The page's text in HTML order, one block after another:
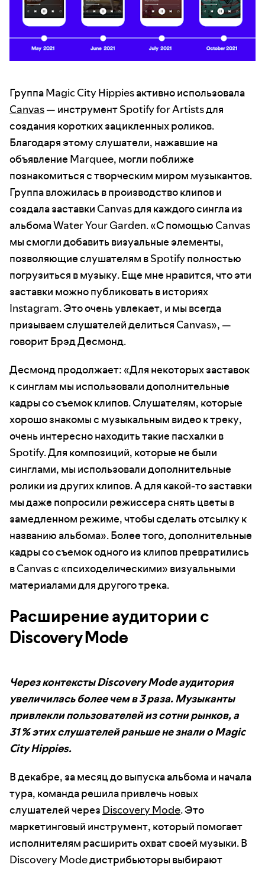
Группа Magic City Hippies активно использовала
Canvas— инструмент Spotify for Artists для
создания коротких зацикленных роликов.
Благодаря этому слушатели, нажавшие на
объявление Marquee, могли поближе
познакомиться с творческим миром музыкантов.
Группа вложилась в производство клипов и
создала заставки Canvas для каждого сингла из
альбома Water Your Garden. «С помощью Canvas
мы смогли добавить визуальные элементы,
позволяющие слушателям в Spotify полностью
погрузиться в музыку. Еще мне нравится, что эти
заставки можно публиковать в историях
Instagram. Это очень увлекает, и мы всегда
призываем слушателей делиться Canvas», —
говорит Брэд Десмонд.
Десмонд продолжает: «Для некоторых заставок
к синглам мы использовали дополнительные
кадры со съемок клипов. Слушателям, которые
хорошо знакомы с музыкальным видео к треку,
очень интересно находить такие пасхалки в
Spotify. Для композиций, которые не были
синглами, мы использовали дополнительные
ролики из других клипов. А для какой-то заставки
мы даже попросили режиссера снять цветы в
замедленном режиме, чтобы сделать отсылку к
названию альбома». Более того, дополнительные
кадры со съемок одного из клипов превратились
в Canvas с «психоделическими» визуальными
материалами для другого трека.
Расширение аудитории с
Discovery Mode
Через контексты Discovery Mode аудитория
увеличилась более чем в 3 раза. Музыканты
привлекли пользователей из сотни рынков, а
31 % этих слушателей раньше не знали о Magic
City Hippies.
В декабре, за месяц до выпуска альбома и начала
тура, команда решила привлечь новых
слушателей через Discovery Mode. Это
маркетинговый инструмент, который помогает
исполнителям расширить охват своей музыки. В
Discovery Mode дистрибьюторы выбирают